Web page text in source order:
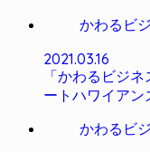
かわるビ
2021.03.16
「かわるビジ
ートハワイアン
かわるビ